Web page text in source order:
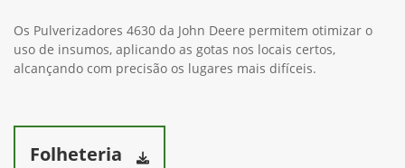
Os Pulverizadores 4630 da John Deere permitem otimizar o
uso de insumos, aplicando as gotas nos locais certos,
alcançando com precisão os lugares mais difíceis.
Folheteria